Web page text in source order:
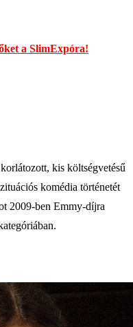
a SlimExpóra!
kis költségvetésű
komédia történetét
2009-ben Emmy-díjra